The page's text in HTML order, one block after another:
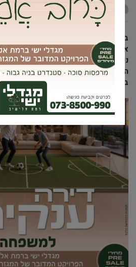
מקומונט גבעת שמואל
ברק לופן, בן 35, נשוי ואב
אנושות בפיגוע הירי ברחוב דיזינגוף
נקבע מותו בבית החולים איכילוב. ברק
השתתף בתחרויות בינלאומיות בשיט
באליפות אירופה.